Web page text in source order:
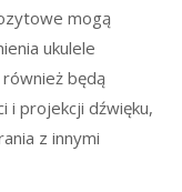
mogą
ukulele
będą
i projekcji dźwięku,
z innymi